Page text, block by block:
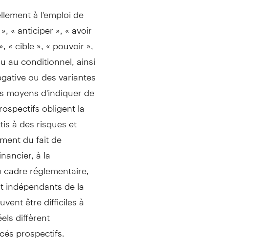
à l'emploi de
« anticiper », « avoir
« cible », « pouvoir »,
au conditionnel, ainsi
ou des variantes
moyens d'indiquer de
obligent la
à des risques et
du fait de
à la
réglementaire,
de la
être difficiles à
diffèrent
prospectifs.